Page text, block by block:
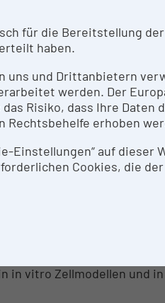
System wird in
verwendet.
eine schnelle Messzeit im
in kurzer Zeit zu
am bestehende ICP-
Tumorproben von
vitro Zellmodellen und
für die Bereitstellung
haben.
uns und Drittanbietern
werden. Der
Risiko, dass Ihre Daten
Rechtsbehelfe erhoben
Einstellungen“ auf dieser
Cookies, die